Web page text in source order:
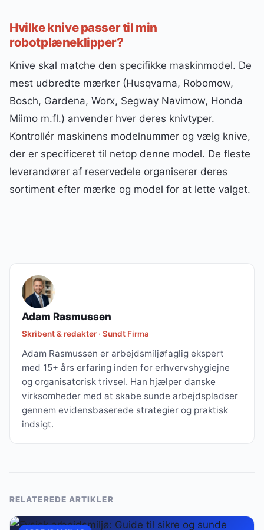
Hvilke knive passer til min
robotplæneklipper?
Knive skal matche den specifikke maskinmodel. De
mest udbredte mærker (Husqvarna, Robomow,
Bosch, Gardena, Worx, Segway Navimow, Honda
Miimo m.fl.) anvender hver deres knivtyper.
Kontrollér maskinens modelnummer og vælg knive,
der er specificeret til netop denne model. De fleste
leverandører af reservedele organiserer deres
sortiment efter mærke og model for at lette valget.
Adam Rasmussen
Skribent & redaktør · Sundt Firma
Adam Rasmussen er arbejdsmiljøfaglig ekspert
med 15+ års erfaring inden for erhvervshygiejne
og organisatorisk trivsel. Han hjælper danske
virksomheder med at skabe sunde arbejdspladser
gennem evidensbaserede strategier og praktisk
indsigt.
RELATEREDE ARTIKLER